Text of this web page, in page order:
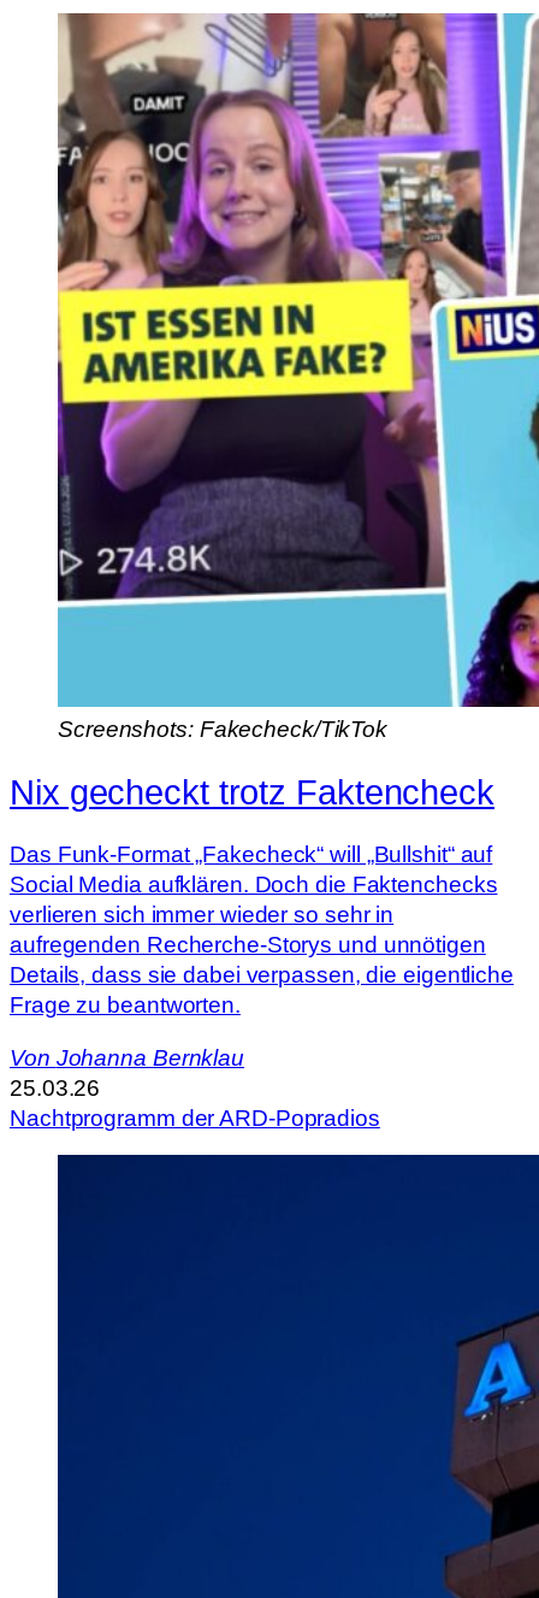
Screenshots: Fakecheck/TikTok
Nix gecheckt trotz Faktencheck
Das Funk-Format „Fakecheck“ will „Bullshit“ auf
Social Media aufklären. Doch die Faktenchecks
verlieren sich immer wieder so sehr in
aufregenden Recherche-Storys und unnötigen
Details, dass sie dabei verpassen, die eigentliche
Frage zu beantworten.
Von Johanna Bernklau
25.03.26
Nachtprogramm der ARD-Popradios